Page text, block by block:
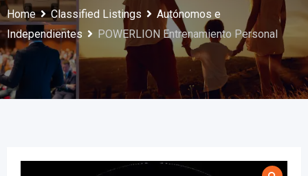
Home Classified Listings
Autónomos e
Independientes
POWERLION Entrenamiento Personal